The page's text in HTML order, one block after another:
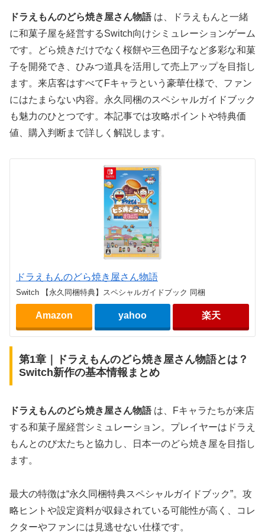
ドラえもんのどら焼き屋さん物語は、ドラえもんと一緒
に和菓子屋を経営するSwitch向けシミュレーションゲーム
です。どら焼きだけでなく桜餅や三色団子など多彩な和菓
子を開発でき、ひみつ道具を活用して売上アップを目指し
ます。来店客はすべてFキャラという豪華仕様で、ファン
にはたまらない内容。永久同梱のスペシャルガイドブック
も魅力のひとつです。本記事では攻略ポイントや特典価
値、購入判断まで詳しく解説します。
ドラえもんのどら焼き屋さん物語
Switch 【永久同梱特典】スペシャルガイドブック 同梱
Amazon yahoo 楽天
第1章｜ドラえもんのどら焼き屋さん物語とは？
Switch新作の基本情報まとめ
ドラえもんのどら焼き屋さん物語は、Fキャラたちが来店
する和菓子屋経営シミュレーション。プレイヤーはドラえ
もんとのび太たちと協力し、日本一のどら焼き屋を目指し
ます。
最大の特徴は“永久同梱特典スペシャルガイドブック”。攻
略ヒントや設定資料が収録されている可能性が高く、コレ
クターやファンには見逃せない仕様です。